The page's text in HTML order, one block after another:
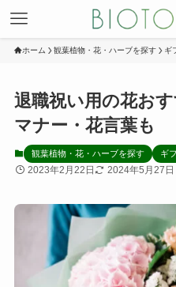
ホーム 観葉植物・花・ハーブを探す ギ
退職祝い用の花お
マナー・花言葉も
観葉植物・花・ハーブを探す ギ
2023年2月22日 2024年5月27日